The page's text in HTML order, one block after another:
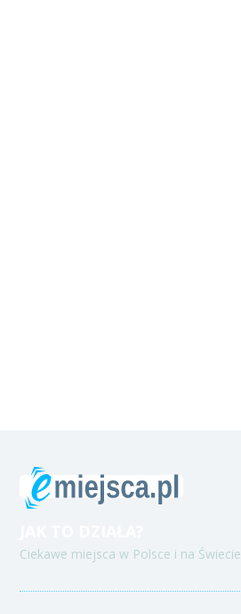
Ciekawe miejsca w Polsce i na Świecie